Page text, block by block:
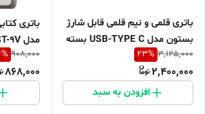
باتری قلمی و نیم قلمی قابل شارژ
بستون مدل USB-TYPE C بسته
4 عددی
3,125,000
23%
2,400,000
افزودن به سبد
باتری
مدل BST-9V
908,000
%
868,000